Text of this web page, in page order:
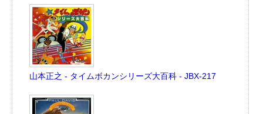
山本正之 - タイムボカンシリーズ大百科 - JBX-217